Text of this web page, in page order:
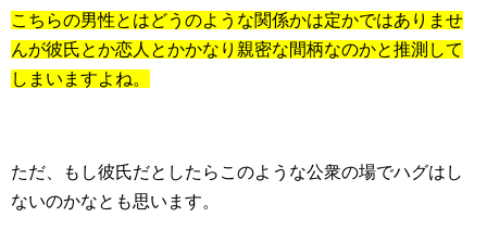
こちらの男性とはどうのような関係かは定かではありませ
んが彼氏とか恋人とかかなり親密な間柄なのかと推測して
しまいますよね。
ただ、もし彼氏だとしたらこのような公衆の場でハグはし
ないのかなとも思います。